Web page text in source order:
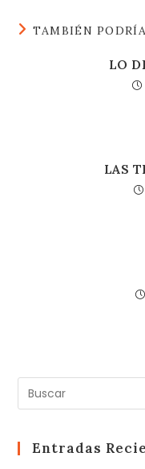
TAMBIÉN
LO
LAS
Entradas